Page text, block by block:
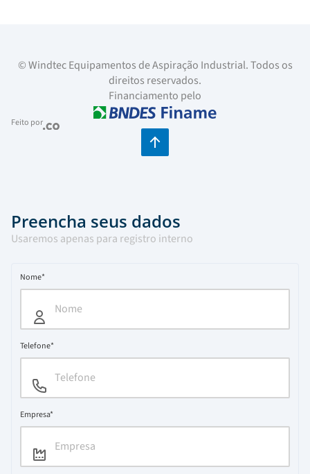
© Windtec Equipamentos de Aspiração Industrial. Todos os
direitos reservados.
Financiamento pelo
Feito por
Preencha seus dados
Usaremos apenas para registro interno
Nome*
Telefone*
Empresa*